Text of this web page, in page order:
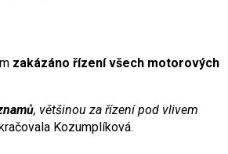
zakázáno řízení všech motorových
, většinou za řízení pod vlivem
Kozumplíková.